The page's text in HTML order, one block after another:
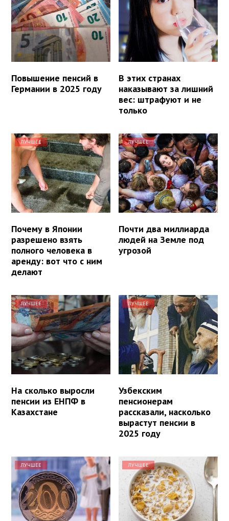
Повышение пенсий в
Германии в 2025 году
В этих странах
наказывают за лишний
вес: штрафуют и не
только
ЛУЧШЕЕ
Почему в Японии
разрешено взять
полного человека в
аренду: вот что с ним
делают
ЛУЧШЕЕ
Почти два миллиарда
людей на Земле под
угрозой
ЛУЧШЕЕ
На сколько выросли
пенсии из ЕНПФ в
Казахстане
ЛУЧШЕЕ
Узбекским
пенсионерам
рассказали, насколько
вырастут пенсии в
2025 году
ЛУЧШЕЕ ЛУЧШЕЕ